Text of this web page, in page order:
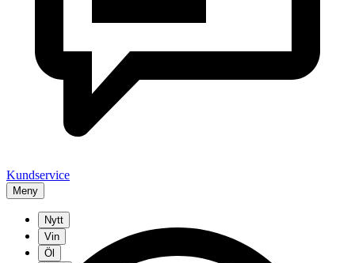
Kundservice
Meny
Nytt
Vin
Öl